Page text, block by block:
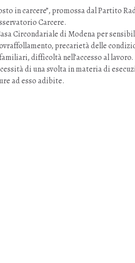
in carcere”, promossa dal Partito
Carcere.
Circondariale di Modena per
precarietà delle
difficoltà nell’accesso al lavoro.
di una svolta in materia di
ad esso adibite.